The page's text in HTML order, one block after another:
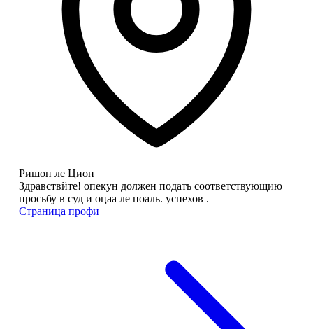
Ришон ле Цион
Здравствйте! опекун должен подать соответствующию
просьбу в суд и оцаа ле поаль. успехов .
Страница профи